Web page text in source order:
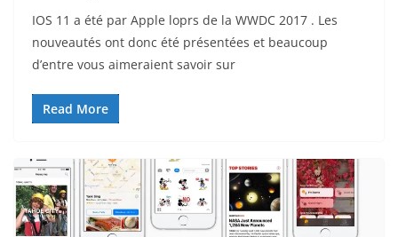
IOS 11 a été par Apple loprs de la WWDC 2017 . Les
nouveautés ont donc été présentées et beaucoup
d’entre vous aimeraient savoir sur
Read More